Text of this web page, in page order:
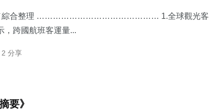
部／綜合整理 ……………………………………… 1.​全球觀光客
，跨國航班客運量...
2 分享
要》